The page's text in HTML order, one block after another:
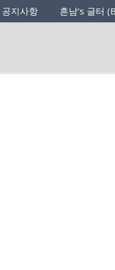
공지사항 흔남’s 글터